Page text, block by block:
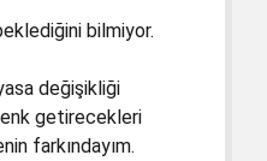
bilmiyor.
değişikliği
getirecekleri
farkındayım.